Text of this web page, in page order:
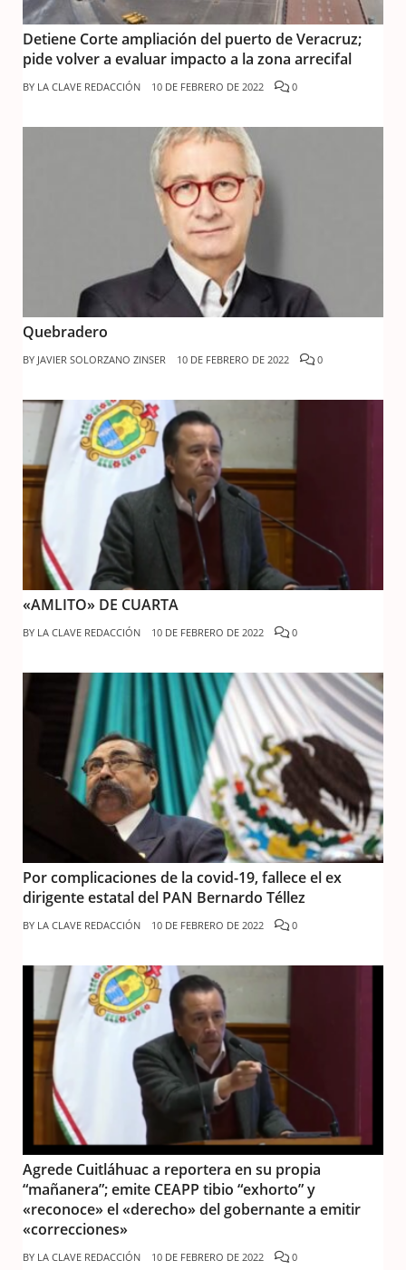
Detiene Corte ampliación del puerto de Veracruz;
pide volver a evaluar impacto a la zona arrecifal
BY LA CLAVE REDACCIÓN 10 DE FEBRERO DE 2022 0
Quebradero
BY JAVIER SOLORZANO ZINSER 10 DE FEBRERO DE 2022 0
«AMLITO» DE CUARTA
BY LA CLAVE REDACCIÓN 10 DE FEBRERO DE 2022 0
Por complicaciones de la covid-19, fallece el ex
dirigente estatal del PAN Bernardo Téllez
BY LA CLAVE REDACCIÓN 10 DE FEBRERO DE 2022 0
Agrede Cuitláhuac a reportera en su propia
“mañanera”; emite CEAPP tibio “exhorto” y
«reconoce» el «derecho» del gobernante a emitir
«correcciones»
BY LA CLAVE REDACCIÓN 10 DE FEBRERO DE 2022 0